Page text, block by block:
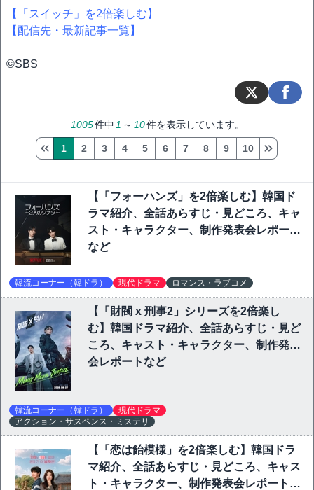
【「スイッチ」を2倍楽しむ】
【配信先・最新記事一覧】
©SBS
1005件中 1 ～ 10件を表示しています。
1 2 3 4 5 6 7 8 9 10
【「フォーハンズ」を2倍楽しむ】韓国ド
ラマ紹介、全話あらすじ・見どころ、キャ
スト・キャラクター、制作発表会レポート
など
韓流コーナー（韓ドラ） 現代ドラマ ロマンス・ラブコメ
【「財閥 x 刑事2」シリーズを2倍楽し
む】韓国ドラマ紹介、全話あらすじ・見ど
ころ、キャスト・キャラクター、制作発表
会レポートなど
韓流コーナー（韓ドラ）
現代ドラマ
アクション・サスペンス・ミステリ
【「恋は飴模様」を2倍楽しむ】韓国ドラ
マ紹介、全話あらすじ・見どころ、キャス
ト・キャラクター、制作発表会レポートな